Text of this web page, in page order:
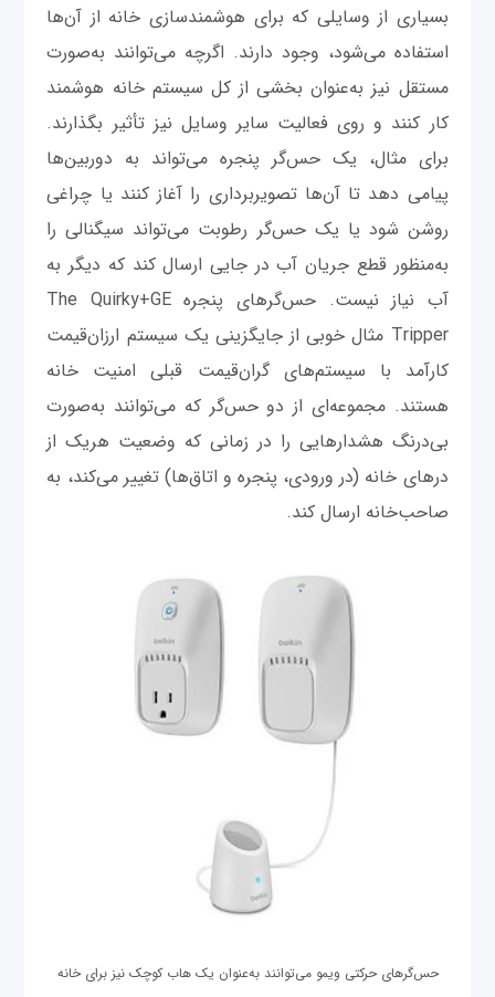
بسیاری از وسایلی که برای هوشمندسازی خانه از آن‌ها
استفاده می‌شود، وجود دارند. اگرچه می‌توانند به‌صورت
مستقل نیز به‌عنوان بخشی از کل سیستم خانه هوشمند
کار کنند و روی فعالیت سایر وسایل نیز تأثیر بگذارند.
برای مثال، یک حس‌گر پنجره می‌تواند به دوربین‌ها
پیامی دهد تا آن‌ها تصویر‌برداری را آغاز کنند یا چراغی
روشن شود یا یک حس‌گر رطوبت می‌تواند سیگنالی را
به‌منظور قطع جریان آب در جایی ارسال کند که دیگر به
آب نیاز نیست. حس‌گرهای پنجره The Quirky+GE
Tripper مثال خوبی از جایگزینی یک سیستم ارزان‌قیمت
کارآمد با سیستم‌های گران‌قیمت قبلی امنیت خانه
هستند. مجموعه‌ای از دو حس‌گر که می‌توانند به‌صورت
بی‌درنگ هشدارهایی را در زمانی که وضعیت هریک از
درهای خانه (در ورودی، پنجره و اتاق‌ها) تغییر می‌کند، به
صاحب‌خانه ارسال کند.
حس‌گرهای حرکتی ویمو می‌توانند به‌عنوان یک هاب کوچک نیز برای خانه